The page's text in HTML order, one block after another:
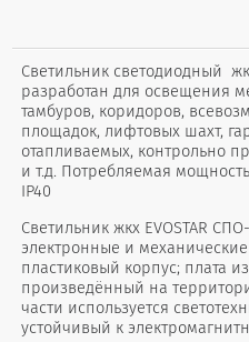
Светильник светодиодный
разработан для освещения
тамбуров, коридоров,
площадок, лифтовых шахт,
отапливаемых, контрольно
и т.д. Потребляемая
IP40
Светильник жкх EVOSTAR
электронные и
пластиковый корпус; плата
произведённый на
части используется
устойчивый к